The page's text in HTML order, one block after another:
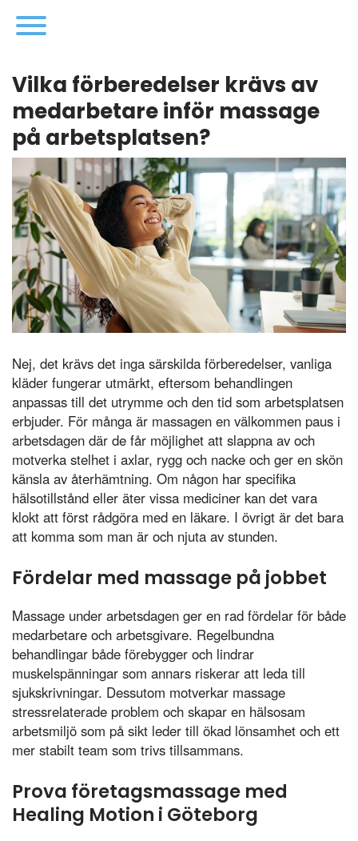
Vilka förberedelser krävs av
medarbetare inför massage
på arbetsplatsen?
Nej, det krävs det inga särskilda förberedelser, vanliga
kläder fungerar utmärkt, eftersom behandlingen
anpassas till det utrymme och den tid som arbetsplatsen
erbjuder. För många är massagen en välkommen paus i
arbetsdagen där de får möjlighet att slappna av och
motverka stelhet i axlar, rygg och nacke och ger en skön
känsla av återhämtning. Om någon har specifika
hälsotillstånd eller äter vissa mediciner kan det vara
klokt att först rådgöra med en läkare. I övrigt är det bara
att komma som man är och njuta av stunden.
Fördelar med massage på jobbet
Massage under arbetsdagen ger en rad fördelar för både
medarbetare och arbetsgivare. Regelbundna
behandlingar både förebygger och lindrar
muskelspänningar som annars riskerar att leda till
sjukskrivningar. Dessutom motverkar massage
stressrelaterade problem och skapar en hälsosam
arbetsmiljö som på sikt leder till ökad lönsamhet och ett
mer stabilt team som trivs tillsammans.
Prova företagsmassage med
Healing Motion i Göteborg